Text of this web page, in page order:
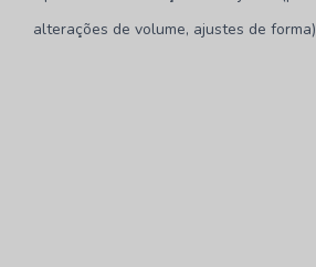
alterações de volume, ajustes de forma)